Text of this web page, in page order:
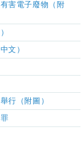
害電子廢物（附
文）
行（附圖）